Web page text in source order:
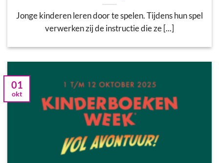
Jonge kinderen leren door te spelen. Tijdens hun spel
verwerken zij de instructie die ze [...]
01
okt